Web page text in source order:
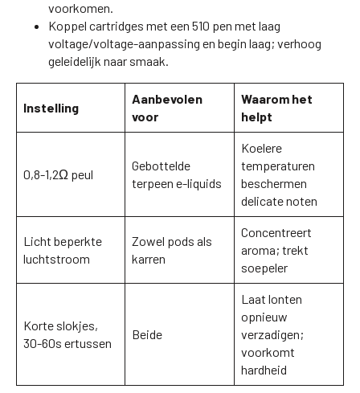
voorkomen.
Koppel cartridges met een 510 pen met laag
voltage/voltage-aanpassing en begin laag; verhoog
geleidelijk naar smaak.
Instelling
Aanbevolen
voor
Waarom het
helpt
0,8-1,2Ω peul
Gebottelde
terpeen e-liquids
Koelere
temperaturen
beschermen
delicate noten
Licht beperkte
luchtstroom
Zowel pods als
karren
Concentreert
aroma; trekt
soepeler
Korte slokjes,
30-60s ertussen
Beide
Laat lonten
opnieuw
verzadigen;
voorkomt
hardheid